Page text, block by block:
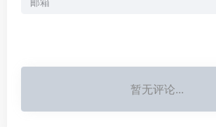
暂无评论...